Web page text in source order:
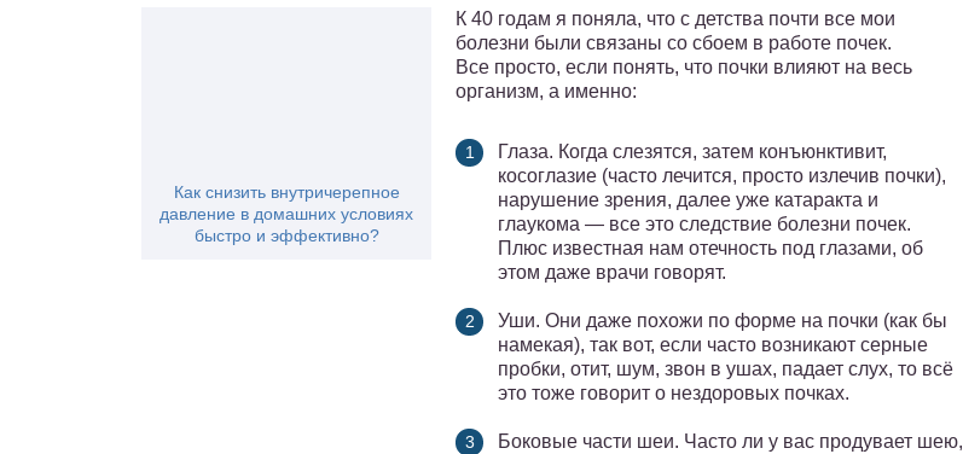
Как снизить внутричерепное
давление в домашних условиях
быстро и эффективно?
К 40 годам я поняла, что с детства почти все мои
болезни были связаны со сбоем в работе почек.
Все просто, если понять, что почки влияют на весь
организм, а именно:
Глаза. Когда слезятся, затем конъюнктивит,
косоглазие (часто лечится, просто излечив почки),
нарушение зрения, далее уже катаракта и
глаукома — все это следствие болезни почек.
Плюс известная нам отечность под глазами, об
этом даже врачи говорят.
Уши. Они даже похожи по форме на почки (как бы
намекая), так вот, если часто возникают серные
пробки, отит, шум, звон в ушах, падает слух, то всё
это тоже говорит о нездоровых почках.
Боковые части шеи. Часто ли у вас продувает шею,